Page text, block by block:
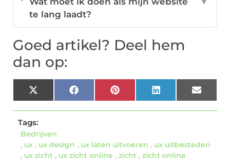
te lang laadt?
Goed artikel? Deel hem
dan op:
X
(Twitter)
FacebookPinterestLinkedInEmail
Tags:
Bedrijven
, ux , ux design , ux laten uitvoeren , ux uitbesteden
, ux zicht , ux zicht online , zicht , zicht online